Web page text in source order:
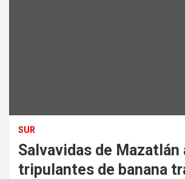
SUR
Salvavidas de Mazatlán
tripulantes de banana